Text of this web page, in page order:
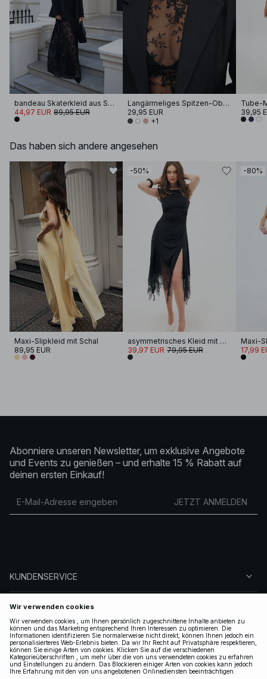
bandeau Skaterkleid aus Spitze
44,97 EUR 89,95 EUR
Langärmeliges Spitzen-Oberteil
29,95 EUR
+1
Tube-
39,95
Das haben sich andere angesehen
Maxi-Slipkleid mit Schal
89,95 EUR
-50%
asymmetrisches Kleid mit Spitzendetail
39,97 EUR 79,95 EUR
-80%
Maxi-
17,99
Abonniere unseren Newsletter, um exklusive Angebote
und Events zu genießen – und erhalte 15 % Rabatt auf
deinen ersten Einkauf!
JETZT ANMELDEN
KUNDENSERVICE
ÜBER NA-KD
FOLGEN SIE UNS
LEGAL